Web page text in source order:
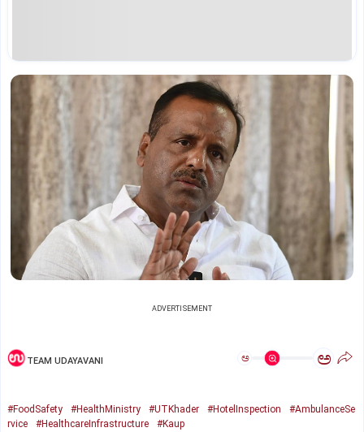
ADVERTISEMENT
TEAM UDAYAVANI ಅ ಅ
#FoodSafety #HealthMinistry #UTKhader #HotelInspection
#AmbulanceSe
rvice
#HealthcareInfrastructure #Kaup